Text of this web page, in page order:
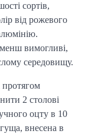
сортів,
від рожевого
вимогливі,
середовищу.
протягом
2 столові
оцту в 10
внесена в